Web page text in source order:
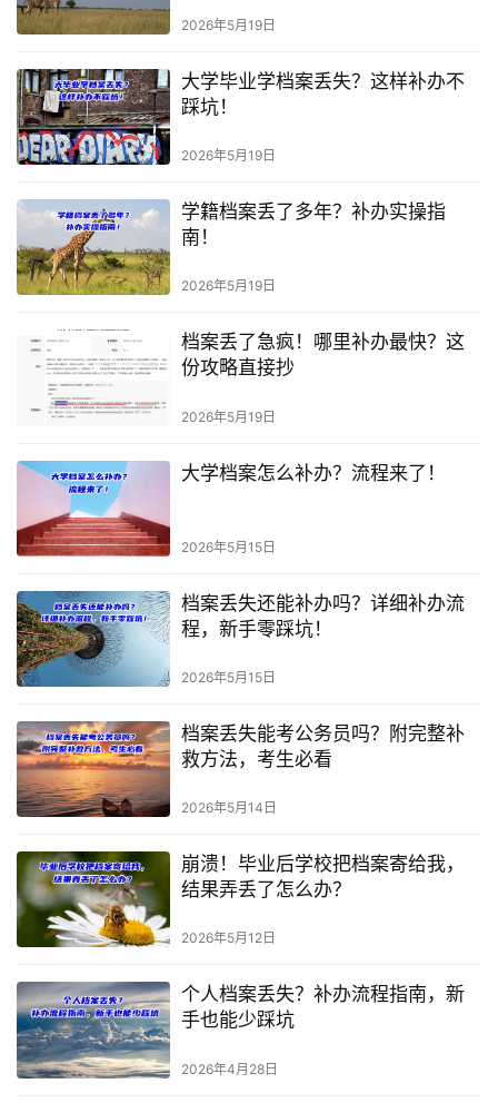
2026年5月19日
大学毕业学档案丢失？这样补办不
踩坑！
2026年5月19日
学籍档案丢了多年？补办实操指
南！
2026年5月19日
档案丢了急疯！哪里补办最快？这
份攻略直接抄
2026年5月19日
大学档案怎么补办？流程来了！
2026年5月15日
档案丢失还能补办吗？详细补办流
程，新手零踩坑！
2026年5月15日
档案丢失能考公务员吗？附完整补
救方法，考生必看
2026年5月14日
崩溃！毕业后学校把档案寄给我，
结果弄丢了怎么办？
2026年5月12日
个人档案丢失？补办流程指南，新
手也能少踩坑
2026年4月28日